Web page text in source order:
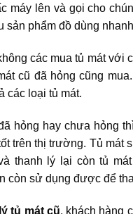
máy lên và gọi cho
sản phẩm đồ dùng
các mua tủ mát với
cũ đã hỏng cũng
các loại tủ mát.
hỏng hay chưa hỏng
trên thị trường. Tủ mát
thanh lý lại còn tủ
còn sử dụng được để
tủ mát cũ, khách hàng